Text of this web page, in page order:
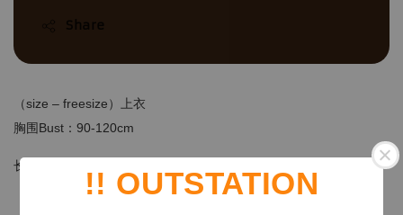
!! OUTSTATION
Share
（size – freesize）上衣
胸围Bust：90-120cm
长度Length：52cm